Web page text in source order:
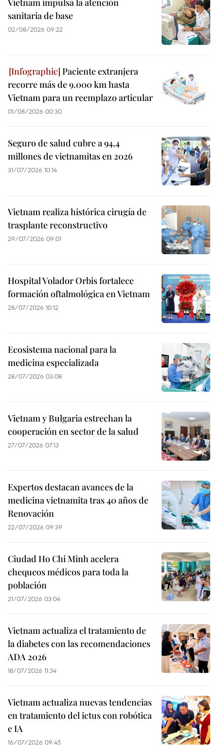
Vietnam impulsa la atención
sanitaria de base
02/08/2026 09:22
Paciente extranjera
recorre más de 9.000 km hasta
Vietnam para un reemplazo articular
01/08/2026 00:30
Seguro de salud cubre a 94,4
millones de vietnamitas en 2026
31/07/2026 10:14
Vietnam realiza histórica cirugía de
trasplante reconstructivo
29/07/2026 09:01
Hospital Volador Orbis fortalece
formación oftalmológica en Vietnam
28/07/2026 10:12
Ecosistema nacional para la
medicina especializada
28/07/2026 03:08
Vietnam y Bulgaria estrechan la
cooperación en sector de la salud
27/07/2026 07:13
Expertos destacan avances de la
medicina vietnamita tras 40 años de
Renovación
22/07/2026 09:39
Ciudad Ho Chi Minh acelera
chequeos médicos para toda la
población
21/07/2026 03:04
Vietnam actualiza el tratamiento de
la diabetes con las recomendaciones
ADA 2026
18/07/2026 11:34
Vietnam actualiza nuevas tendencias
en tratamiento del ictus con robótica
e IA
16/07/2026 09:45